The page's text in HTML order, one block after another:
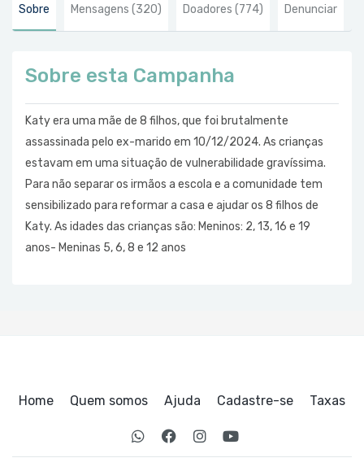
Sobre Mensagens (320) Doadores (774) Denunciar
Sobre esta Campanha
Katy era uma mãe de 8 filhos, que foi brutalmente
assassinada pelo ex-marido em 10/12/2024. As crianças
estavam em uma situação de vulnerabilidade gravíssima.
Para não separar os irmãos a escola e a comunidade tem
sensibilizado para reformar a casa e ajudar os 8 filhos de
Katy. As idades das crianças são: Meninos: 2, 13, 16 e 19
anos- Meninas 5, 6, 8 e 12 anos
Home Quem somos Ajuda Cadastre-se Taxas